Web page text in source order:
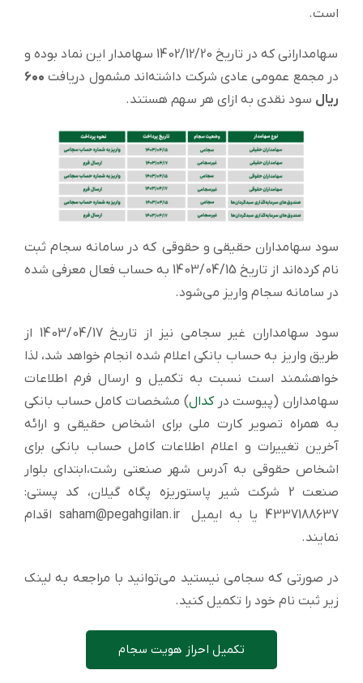
است.
سهامدارانی که در تاریخ 1402/12/20 سهامدار این نماد بوده و
در مجمع عمومی عادی شرکت داشته‌اند مشمول دریافت ۶۰۰
ریال سود نقدی به ازای هر سهم هستند.
سود سهامداران حقیقی و حقوقی که در سامانه سجام ثبت
نام کرده‌اند از تاریخ 1403/04/15 به حساب فعال معرفی شده
در سامانه سجام واریز می‌شود.
سود سهامداران غیر سجامی نیز از تاریخ 1403/04/17 از
طریق واریز به حساب بانکی اعلام شده انجام خواهد شد، لذا
خواهشمند است نسبت به تکمیل و ارسال فرم اطلاعات
سهامداران (پیوست درکدال) مشخصات کامل حساب بانکی
به همراه تصویر کارت ملی برای اشخاص حقیقی و ارائه
آخرین تغییرات و اعلام اطلاعات کامل حساب بانکی برای
اشخاص حقوقی به آدرس شهر صنعتی رشت،ابتدای بلوار
صنعت 2 شرکت شیر پاستوریزه پگاه گیلان، کد پستی:
4337188637 یا به ایمیل saham@pegahgilan.ir اقدام
نمایند.
در صورتی که سجامی نیستید می‌توانید با مراجعه به لینک
زیر ثبت نام خود را تکمیل کنید.
تکمیل احراز هویت سجام